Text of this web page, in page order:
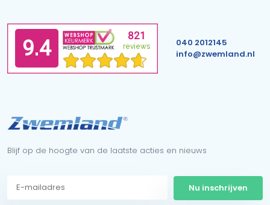
040 2012145
info@zwemland.nl
Blijf op de hoogte van de laatste acties en nieuws
Nu inschrijven